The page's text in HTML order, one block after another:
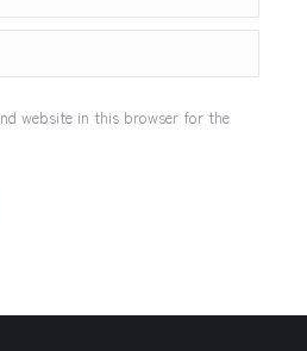
website in this browser for the